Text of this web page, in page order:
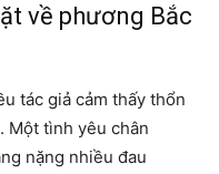
về phương Bắc
tác giả cảm thấy thổn
Một tình yêu chân
nặng nhiều đau